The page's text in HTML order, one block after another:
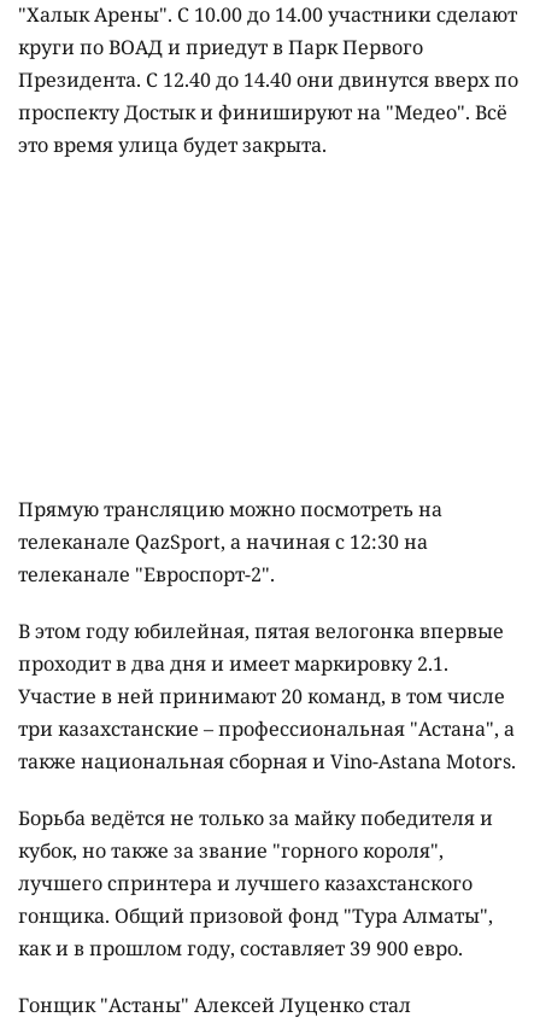
"Халык Арены". С 10.00 до 14.00 участники сделают
круги по ВОАД и приедут в Парк Первого
Президента. С 12.40 до 14.40 они двинутся вверх по
проспекту Достык и финишируют на "Медео". Всё
это время улица будет закрыта.
Прямую трансляцию можно посмотреть на
телеканале QazSport, а начиная с 12:30 на
телеканале "Евроспорт-2".
В этом году юбилейная, пятая велогонка впервые
проходит в два дня и имеет маркировку 2.1.
Участие в ней принимают 20 команд, в том числе
три казахстанские – профессиональная "Астана", а
также национальная сборная и Vino-Astana Motors.
Борьба ведётся не только за майку победителя и
кубок, но также за звание "горного короля",
лучшего спринтера и лучшего казахстанского
гонщика. Общий призовой фонд "Тура Алматы",
как и в прошлом году, составляет 39 900 евро.
Гонщик "Астаны" Алексей Луценко стал